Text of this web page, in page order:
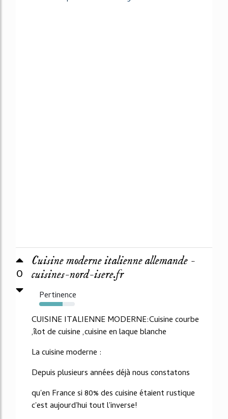
0
Cuisine moderne italienne allemande -
cuisines-nord-isere.fr
Pertinence
65%
CUISINE ITALIENNE MODERNE:Cuisine courbe
,îlot de cuisine ,cuisine en laque blanche
La cuisine moderne :
Depuis plusieurs années déjà nous constatons
qu'en France si 80% des cuisine étaient rustique
c'est aujourd'hui tout l'inverse!